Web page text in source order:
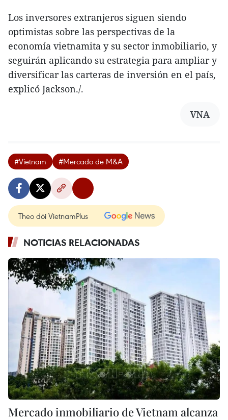
Los inversores extranjeros siguen siendo
optimistas sobre las perspectivas de la
economía vietnamita y su sector inmobiliario, y
seguirán aplicando su estrategia para ampliar y
diversificar las carteras de inversión en el país,
explicó Jackson./.
VNA
#Vietnam #Mercado de M&A
Theo dõi VietnamPlus
NOTICIAS RELACIONADAS
Mercado inmobiliario de Vietnam alcanza